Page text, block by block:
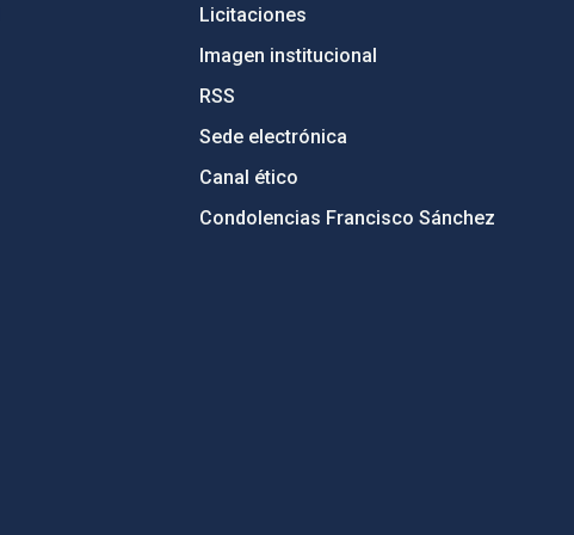
Licitaciones
Imagen institucional
RSS
Sede electrónica
Canal ético
Condolencias Francisco Sánchez